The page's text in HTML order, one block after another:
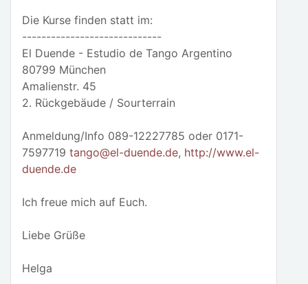
Die Kurse finden statt im:
-----------------------------
El Duende - Estudio de Tango Argentino
80799 München
Amalienstr. 45
2. Rückgebäude / Sourterrain
Anmeldung/Info 089-12227785 oder 0171-
7597719 tango@el-duende.de, http://www.el-
duende.de
Ich freue mich auf Euch.
Liebe Grüße
Helga